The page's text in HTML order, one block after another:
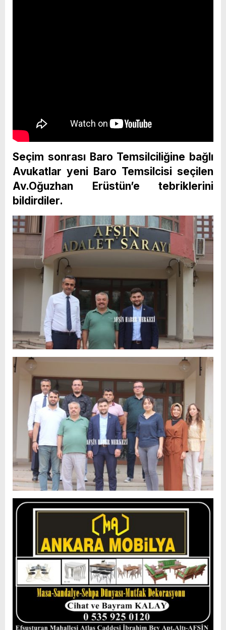
Seçim sonrası Baro Temsilciliğine bağlı
Avukatlar yeni Baro Temsilcisi seçilen
Av.Oğuzhan Erüstün’e tebriklerini
bildirdiler.